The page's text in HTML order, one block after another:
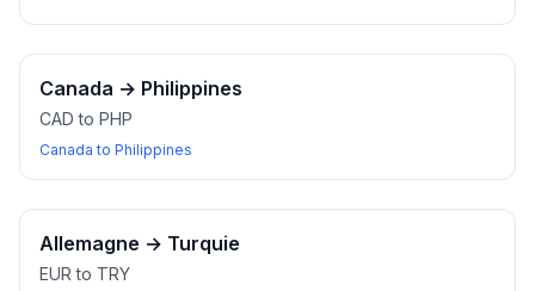
Canada → Philippines
CAD to PHP
Canada to Philippines
Allemagne → Turquie
EUR to TRY